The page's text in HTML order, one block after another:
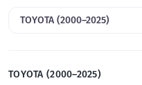
TOYOTA (2000–2025)
TOYOTA (2000–2025)